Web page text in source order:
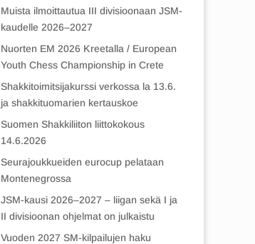
Muista ilmoittautua III divisioonaan JSM-
kaudelle 2026–2027
Nuorten EM 2026 Kreetalla / European
Youth Chess Championship in Crete
Shakkitoimitsijakurssi verkossa la 13.6.
ja shakkituomarien kertauskoe
Suomen Shakkiliiton liittokokous
14.6.2026
Seurajoukkueiden eurocup pelataan
Montenegrossa
JSM-kausi 2026–2027 – liigan sekä I ja
II divisioonan ohjelmat on julkaistu
Vuoden 2027 SM-kilpailujen haku